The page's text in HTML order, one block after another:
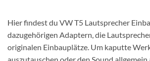
Hier findest du VW T5 Lautsprecher
dazugehörigen Adaptern, die
originalen Einbauplätze. Um kaputte